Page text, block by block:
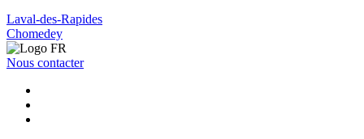
Laval-des-Rapides
Chomedey
Nous contacter